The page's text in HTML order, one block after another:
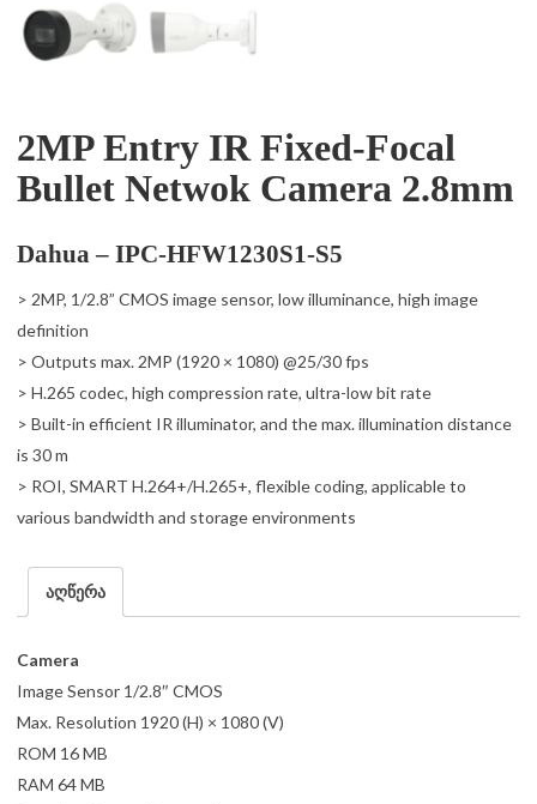
2MP Entry IR Fixed-Focal
Bullet Netwok Camera 2.8mm
Dahua – IPC-HFW1230S1-S5
> 2MP, 1/2.8” CMOS image sensor, low illuminance, high image
definition
> Outputs max. 2MP (1920 × 1080) @25/30 fps
> H.265 codec, high compression rate, ultra-low bit rate
> Built-in efficient IR illuminator, and the max. illumination distance
is 30 m
> ROI, SMART H.264+/H.265+, flexible coding, applicable to
various bandwidth and storage environments
აღწერა
Camera
Image Sensor 1/2.8″ CMOS
Max. Resolution 1920 (H) × 1080 (V)
ROM 16 MB
RAM 64 MB